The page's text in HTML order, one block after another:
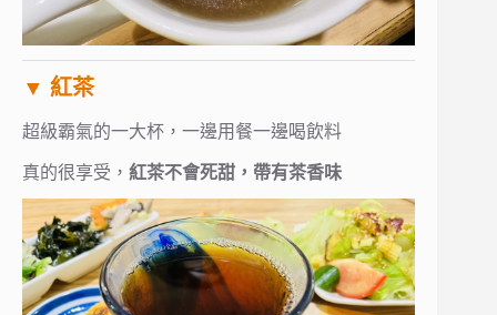
▼ 紅茶
超級霸氣的一大杯，一邊用餐一邊喝飲料
真的很享受， 紅茶不會死甜，帶有茶香味